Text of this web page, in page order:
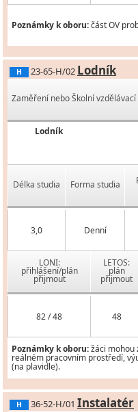
Poznámky k oboru:část OV
H 23-65-H/02 Lodník
Zaměření nebo Školní vzdělávací
Lodník
Délka studia Forma studia
3,0 Denní
LONI:
přihlášení/plán
přijmout
LETOS:
plán
přijmout
82 / 48 48
Poznámky k oboru:žáci mohou
reálném pracovním prostředí,
(na plavidle).
H 36-52-H/01 Instalatér